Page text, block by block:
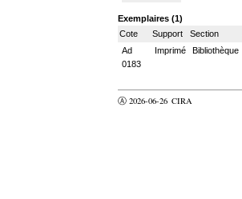
Exemplaires (1)
Cote
Support Section
Ad
0183
Imprimé Bibliothèque
Ⓐ 2026-06-26 CIRA